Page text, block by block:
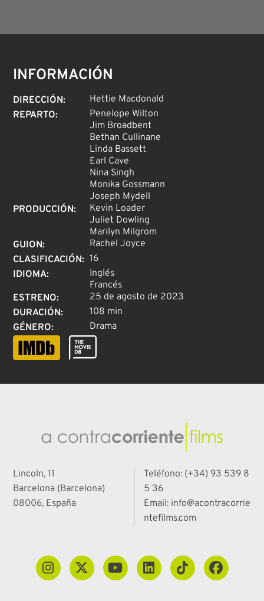
INFORMACIÓN
DIRECCIÓN:
Hettie Macdonald
REPARTO:
Penelope Wilton
Jim Broadbent
Bethan Cullinane
Linda Bassett
Earl Cave
Nina Singh
Monika Gossmann
Joseph Mydell
PRODUCCIÓN:
Kevin Loader
Juliet Dowling
Marilyn Milgrom
GUION:
Rachel Joyce
CLASIFICACIÓN: 16
IDIOMA:
Inglés
Francés
ESTRENO:
25 de agosto de 2023
DURACIÓN:
108 min
GÉNERO: Drama
Lincoln, 11
Barcelona (Barcelona)
08006, España
Teléfono: (+34) 93 539 8
5 36
Email: info@acontracorrie
ntefilms.com